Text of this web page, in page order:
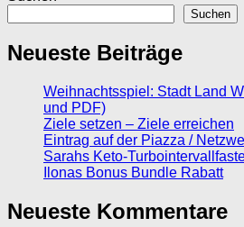
Suchen
Neueste Beiträge
Weihnachtsspiel: Stadt Land
und PDF)
Ziele setzen – Ziele erreichen
Eintrag auf der Piazza /
Sarahs Keto-
Ilonas Bonus Bundle Rabatt
Neueste Kommentare